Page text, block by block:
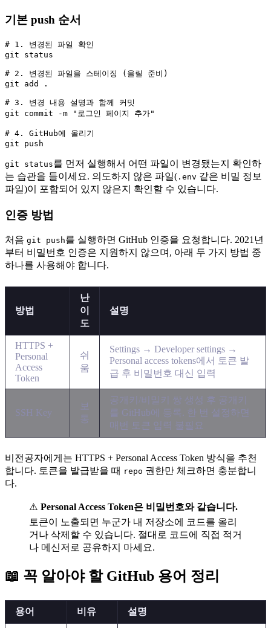
기본 push 순서
# 1. 변경된 파일 확인
git status
# 2. 변경된 파일을 스테이징 (올릴 준비)
git add .
# 3. 변경 내용 설명과 함께 커밋
git commit -m "로그인 페이지 추가"
# 4. GitHub에 올리기
git status를 먼저 실행해서 어떤 파일이 변경됐는지 확인하
는 습관을 들이세요. 의도하지 않은 파일( .env 같은 비밀 정보
파일)이 포함되어 있지 않은지 확인할 수 있습니다.
인증 방법
처음 git push를 실행하면 GitHub 인증을 요청합니다. 2021년
부터 비밀번호 인증은 지원하지 않으며, 아래 두 가지 방법 중
하나를 사용해야 합니다.
방법
난
이
도
설명
HTTPS +
Personal
Access
Token
쉬
움
Settings → Developer settings →
Personal access tokens에서 토큰 발
급 후 비밀번호 대신 입력
SSH Key
보
통
공개키/비밀키 쌍 생성 후 공개키
를 GitHub에 등록. 한 번 설정하면
매번 토큰 입력 불필요
비전공자에게는 HTTPS + Personal Access Token 방식을 추천
합니다. 토큰을 발급받을 때 repo 권한만 체크하면 충분합니
다.
⚠️ Personal Access Token은 비밀번호와 같습니다.
토큰이 노출되면 누군가 내 저장소에 코드를 올리
거나 삭제할 수 있습니다. 절대로 코드에 직접 적거
나 메신저로 공유하지 마세요.
📖 꼭 알아야 할 GitHub 용어 정리
용어 비유 설명